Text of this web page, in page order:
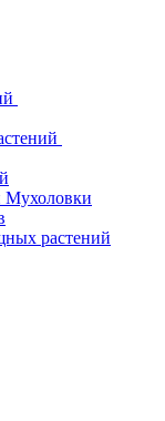
Мухоловки
растений